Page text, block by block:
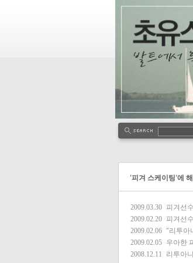
'피겨 스케이팅'에
2009.03.30 피겨선
2009.02.20 피겨선
2009.02.06 "리투아
2009.02.05 우아한
2008.12.11
리투아